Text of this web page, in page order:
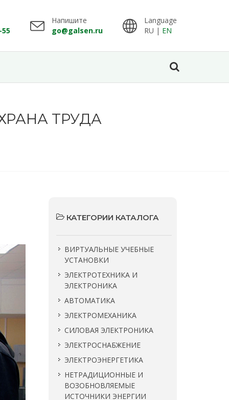
55
Напишите
go@galsen.ru
Language
RU | EN
ТРУДА
КАТЕГОРИИ КАТАЛОГА
ВИРТУАЛЬНЫЕ УЧЕБНЫЕ
УСТАНОВКИ
ЭЛЕКТРОТЕХНИКА И
ЭЛЕКТРОНИКА
АВТОМАТИКА
ЭЛЕКТРОМЕХАНИКА
СИЛОВАЯ ЭЛЕКТРОНИКА
ЭЛЕКТРОСНАБЖЕНИЕ
ЭЛЕКТРОЭНЕРГЕТИКА
НЕТРАДИЦИОННЫЕ И
ВОЗОБНОВЛЯЕМЫЕ
ИСТОЧНИКИ ЭНЕРГИИ